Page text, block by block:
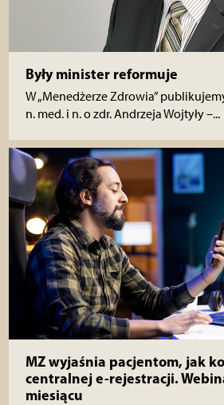
Były minister reformuje
W „Menedżerze Zdrowia”
n. med. i n. o zdr. Andrzeja Wojtyły –...
MZ wyjaśnia pacjentom, jak
centralnej e-rejestracji.
miesiącu